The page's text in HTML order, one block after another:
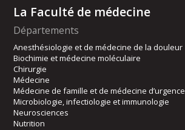
La Faculté de médecine
Départements
Anesthésiologie et de médecine de la douleur
Biochimie et médecine moléculaire
Chirurgie
Médecine
Médecine de famille et de médecine d’urgence
Microbiologie, infectiologie et immunologie
Neurosciences
Nutrition